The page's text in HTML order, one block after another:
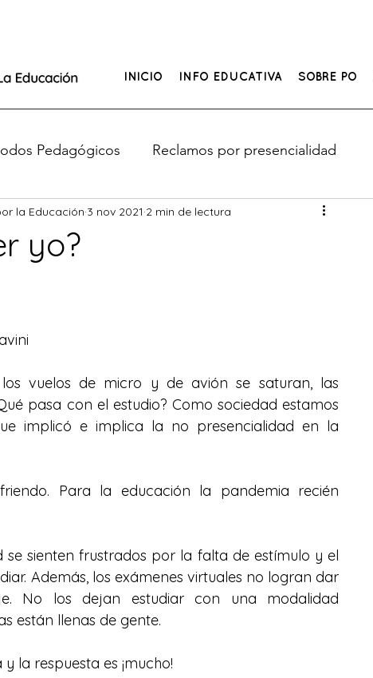
INICIO INFO EDUCATIVA SOBRE PO
Pedagógicos Reclamos por presencialidad
¿Tus hijos no tienen clases?
yo?
la Educación 3 nov 2021 2 min de lectura
vuelos de micro y de avión se saturan, las
pasa con el estudio? Como sociedad estamos
implicó e implica la no presencialidad en la
Para la educación la pandemia recién
se sienten frustrados por la falta de estímulo y el
Además, los exámenes virtuales no logran dar
No los dejan estudiar con una modalidad
están llenas de gente.
la respuesta es ¡mucho!